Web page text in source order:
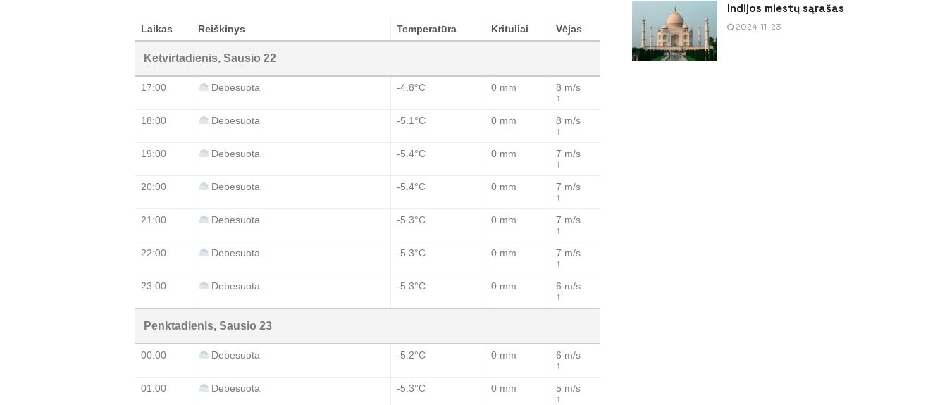
Laikas Reiškinys Temperatūra Krituliai Vėjas
Ketvirtadienis, Sausio 22
17:00 Debesuota -4.8°C 0 mm
8 m/s
↑
18:00 Debesuota -5.1°C 0 mm
8 m/s
↑
19:00 Debesuota -5.4°C 0 mm
7 m/s
↑
20:00 Debesuota -5.4°C 0 mm
7 m/s
↑
21:00 Debesuota -5.3°C 0 mm
7 m/s
↑
22:00 Debesuota -5.3°C 0 mm
7 m/s
↑
23:00 Debesuota -5.3°C 0 mm
6 m/s
↑
Penktadienis, Sausio 23
00:00 Debesuota -5.2°C 0 mm
6 m/s
↑
01:00 Debesuota -5.3°C 0 mm
5 m/s
↑
Indijos miestų sąrašas
2024-11-23